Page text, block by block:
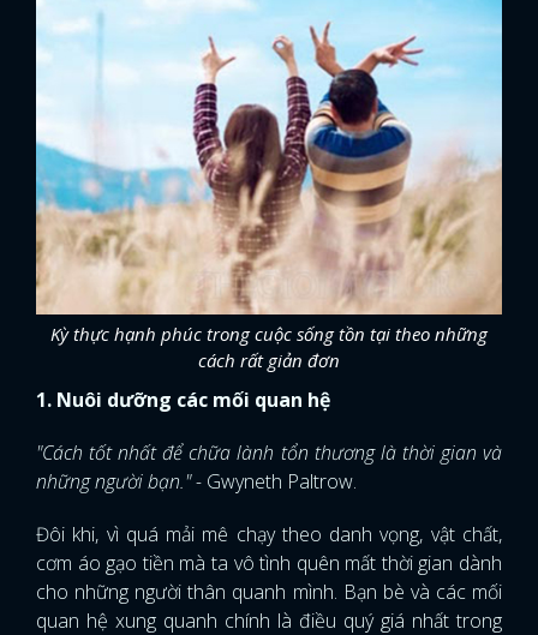
Kỳ thực hạnh phúc trong cuộc sống tồn tại theo những
cách rất giản đơn
1. Nuôi dưỡng các mối quan hệ
"Cách tốt nhất để chữa lành tổn thương là thời gian và
những người bạn." - Gwyneth Paltrow.
Đôi khi, vì quá mải mê chạy theo danh vọng, vật chất,
cơm áo gạo tiền mà ta vô tình quên mất thời gian dành
cho những người thân quanh mình. Bạn bè và các mối
quan hệ xung quanh chính là điều quý giá nhất trong